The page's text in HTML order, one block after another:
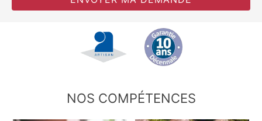
NOS COMPÉTENCES